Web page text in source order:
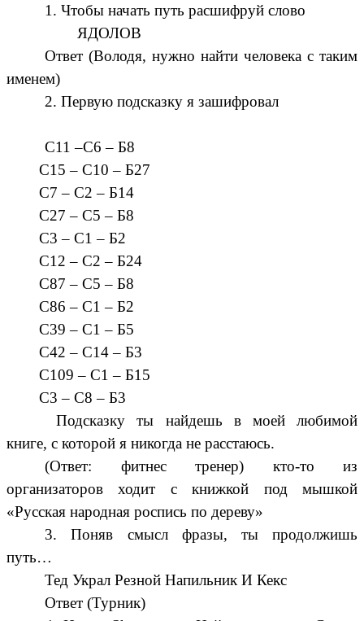
1. Чтобы начать путь расшифруй слово
ЯДОЛОВ
Ответ (Володя, нужно найти человека с таким
именем)
2. Первую подсказку я зашифровал
С11 –С6 – Б8
С15 – С10 – Б27
С7 – С2 – Б14
С27 – С5 – Б8
С3 – С1 – Б2
С12 – С2 – Б24
С87 – С5 – Б8
С86 – С1 – Б2
С39 – С1 – Б5
С42 – С14 – Б3
С109 – С1 – Б15
С3 – С8 – Б3
Подсказку ты найдешь в моей любимой
книге, с которой я никогда не расстаюсь.
(Ответ: фитнес тренер) кто-то из
организаторов ходит с книжкой под мышкой
«Русская народная роспись по дереву»
3. Поняв смысл фразы, ты продолжишь
путь…
Тед Украл Резной Напильник И Кекс
Ответ (Турник)